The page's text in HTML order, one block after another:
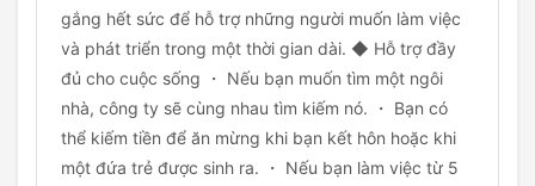
gắng hết sức để hỗ trợ những người muốn làm việc
và phát triển trong một thời gian dài. ◆ Hỗ trợ đầy
đủ cho cuộc sống ・ Nếu bạn muốn tìm một ngôi
nhà, công ty sẽ cùng nhau tìm kiếm nó. ・ Bạn có
thể kiếm tiền để ăn mừng khi bạn kết hôn hoặc khi
một đứa trẻ được sinh ra. ・ Nếu bạn làm việc từ 5